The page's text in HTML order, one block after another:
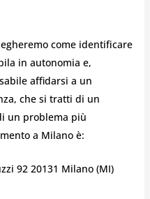
come identificare
in autonomia e,
affidarsi a un
che si tratti di un
un problema più
a Milano è:
92 20131 Milano (MI)